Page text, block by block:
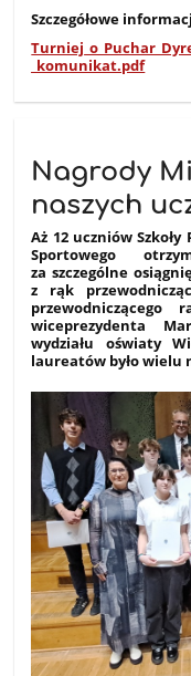
Szczegółowe
_komunikat.pdf
Nagrody
naszych
Aż 12 uczniów
Sportowego
za szczególne
z rąk
przewodniczącego
wiceprezydenta
wydziału oświaty
laureatów było wielu